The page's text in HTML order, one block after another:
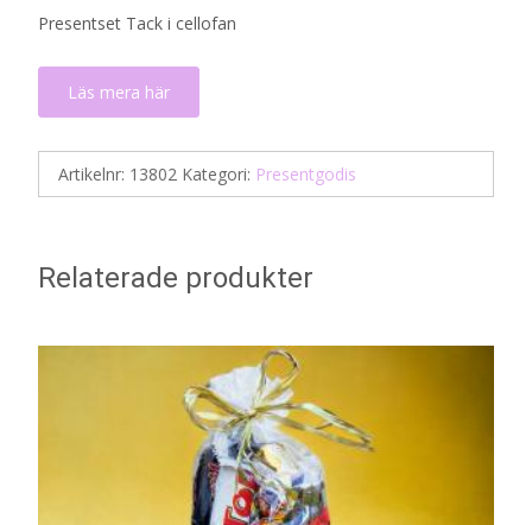
Presentset Tack i cellofan
Läs mera här
Artikelnr: 13802 Kategori: Presentgodis
Relaterade produkter